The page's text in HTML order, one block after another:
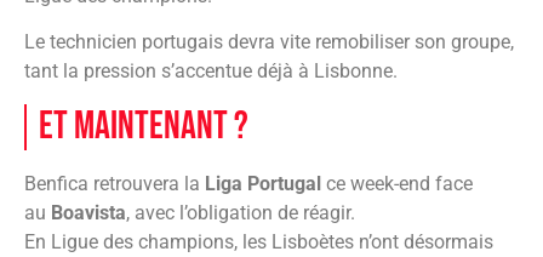
Le technicien portugais devra vite remobiliser son groupe,
tant la pression s’accentue déjà à Lisbonne.
Et maintenant ?
Benfica retrouvera la Liga Portugal ce week-end face
au Boavista, avec l’obligation de réagir.
En Ligue des champions, les Lisboètes n’ont désormais